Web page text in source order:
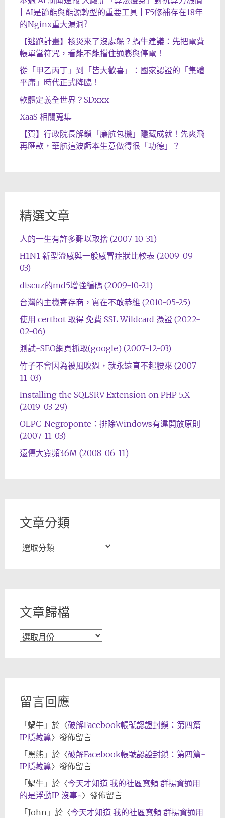
| AI是節能與能源轉型的重要工具 | F5修補存在18年
的Nginx重大漏洞?
【逃跑計畫】核災來了沒處躲？蝸牛建議：先把電費
帳單當符咒，看能不能擋住通膨與停電！
從「甲乙丙丁」到「皆大歡喜」：國家認證的「集體
平庸」時代正式降臨！
軟體定義全世界？SDxxx
XaaS 相關蒐集
【賀】行政院長解鎖「廉航包機」隱藏成就！先爽飛
再匯款，華航這波虧本生意做得很「功德」？
精選文章
人的一生有許多難以取捨 (2007-10-31)
H1N1 新型流感與一般感冒症狀比較表 (2009-09-
03)
discuz的md5增強編碼 (2009-10-21)
台灣的主機寄存商，實在不敢恭維 (2010-05-25)
使用 certbot 取得 免費 SSL Wildcard 憑證 (2022-
02-06)
測試-SEO網頁抓取(google) (2007-12-03)
竹子不會因為被風吹過，就永遠直不起腰來 (2007-
11-03)
Installing the SQLSRV Extension on PHP 5.X
(2019-03-29)
OLPC-Negroponte：排除Windows有違開放原則
(2007-11-03)
遠傳大寬頻3.6M (2008-06-11)
文章分類
文
文章歸檔
文
留言回應
「 蝸牛」於〈破解Facebook帳號認證封鎖：第四篇-
IP隱藏篇〉發佈留言
「 黑熊 」於〈破解Facebook帳號認證封鎖：第四篇-
IP隱藏篇〉發佈留言
「 蝸牛」於〈今天才知道 我的社區寬頻 群揚資通用
的是浮動IP 沒事~〉發佈留言
「 John」於〈今天才知道 我的社區寬頻 群揚資通用